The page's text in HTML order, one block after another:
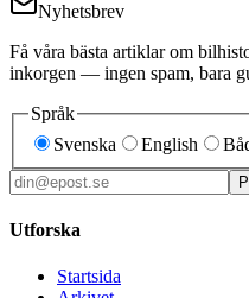
Nyhetsbrev
Få våra bästa artiklar om
inkorgen — ingen spam, bara
Språk
Svenska
English
Utforska
Startsida